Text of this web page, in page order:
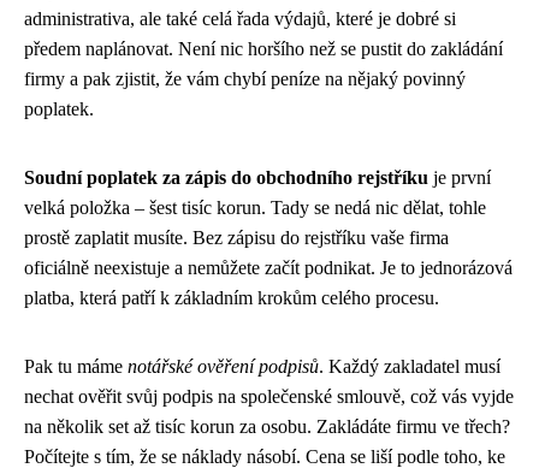
administrativa, ale také celá řada výdajů, které je dobré si
předem naplánovat. Není nic horšího než se pustit do zakládání
firmy a pak zjistit, že vám chybí peníze na nějaký povinný
poplatek.
Soudní poplatek za zápis do obchodního rejstříku je první
velká položka – šest tisíc korun. Tady se nedá nic dělat, tohle
prostě zaplatit musíte. Bez zápisu do rejstříku vaše firma
oficiálně neexistuje a nemůžete začít podnikat. Je to jednorázová
platba, která patří k základním krokům celého procesu.
Pak tu máme notářské ověření podpisů. Každý zakladatel musí
nechat ověřit svůj podpis na společenské smlouvě, což vás vyjde
na několik set až tisíc korun za osobu. Zakládáte firmu ve třech?
Počítejte s tím, že se náklady násobí. Cena se liší podle toho, ke